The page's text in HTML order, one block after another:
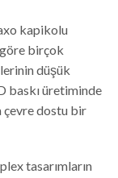
kapikolu
birçok
düşük
baskı üretiminde
çevre dostu bir
tasarımların